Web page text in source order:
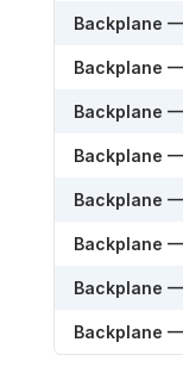
Backplane
Backplane
Backplane
Backplane
Backplane
Backplane
Backplane —
Backplane